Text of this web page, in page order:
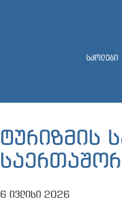
სკოლები
ტურიზმის
6 ივლისი 2026